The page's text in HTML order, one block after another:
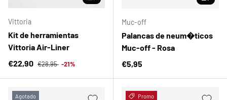
Vittoria
Kit de herramientas
Vittoria Air-Liner
Precio de venta
€22,90 Precio normal
€28,95 -21%
Muc-off
Palancas de neum�ticos
Muc-off - Rosa
Precio normal
€5,95
Agotado Promo